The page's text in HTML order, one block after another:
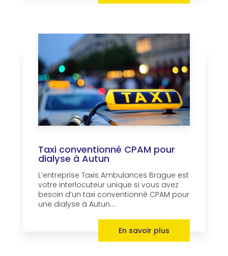
Taxi conventionné CPAM pour
dialyse à Autun
L’entreprise Taxis Ambulances Brague est
votre interlocuteur unique si vous avez
besoin d’un taxi conventionné CPAM pour
une dialyse à Autun....
En savoir plus